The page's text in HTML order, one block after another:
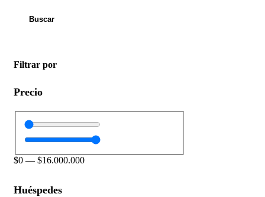
Buscar
Filtrar por
Precio
$0 — $16.000.000
Huéspedes